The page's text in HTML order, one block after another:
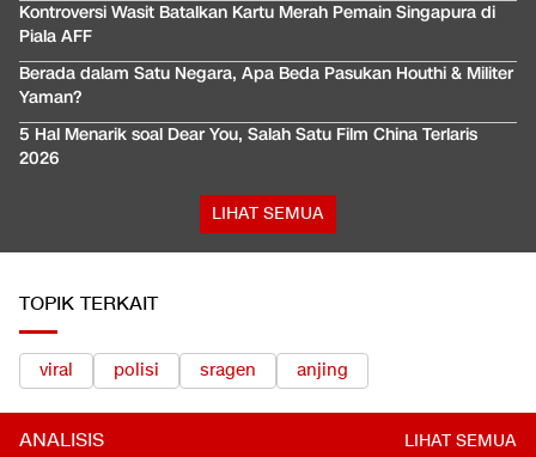
Kontroversi Wasit Batalkan Kartu Merah Pemain Singapura di
Piala AFF
Berada dalam Satu Negara, Apa Beda Pasukan Houthi & Militer
Yaman?
5 Hal Menarik soal Dear You, Salah Satu Film China Terlaris
2026
LIHAT SEMUA
TOPIK TERKAIT
viral polisi sragen anjing
ANALISIS LIHAT SEMUA